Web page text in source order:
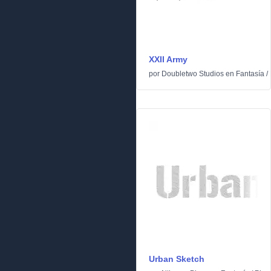
XXII Army
por Doubletwo Studios en Fantasía /
Urban Sketch